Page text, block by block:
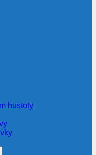
hustoty